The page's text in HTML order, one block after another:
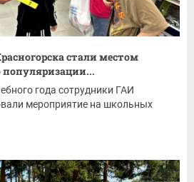
стали местом
года сотрудники ГАИ
мероприятие на школьных